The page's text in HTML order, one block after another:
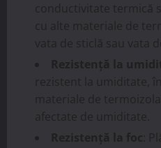
conductivitate termică
cu alte materiale de
vata de sticlă sau vata
Rezistență la
rezistent la umiditate,
materiale de
afectate de umiditate.
Rezistență la foc :